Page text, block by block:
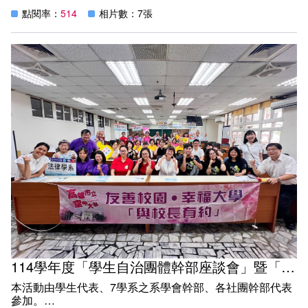
音樂能量在同一城市、同一空間共鳴。她表示，「城市音樂
會」的發想源於空大做為城市大學與市政智庫的雙重角色，
期待以音樂串起族群與城市記憶，讓更多人看見高雄的文化
活力與創意；並特別感謝市府單位及學校的鼎力協助，空大
師長學生的熱心投入，經長期規畫籌辦，才能有這場既多元
又豐富精彩的音樂饗宴。
高雄市客委會主委楊瑞霞應邀致詞，一上場就以客語問候大
家，親切風度獲得回響。她表示，原本去年就想參加「城市
音樂會」，但因公務分身乏術，今年特別排除萬難出席，以
飽耳福。她並預祝空大在陳校長領導下由優秀邁向卓越；並
祝福台下市民朋友耶誕快樂，Happy New Year！
今年城市音樂會共有 11 支團隊登台，開場由桃源區建山青
年會以布農族傳統歌謠與多部和聲揭幕，渾厚而純淨的歌聲
讓現場靜下來聆聽，有觀眾形容「像把山林搬進玫瑰廳」。
空大文藝系老師林家瑋與音樂老師林家韻帶來吉他二重奏
〈懷念的播音員〉與〈國境之南〉，流暢細緻的音色獲得熱
烈掌聲；弦樂社則以《情熱大陸》《新天堂樂園》等熟悉旋
律，呈現富含故事性的演繹，觀眾隨節奏輕輕擺動，氣氛溫
馨。
客家文化藝術團與好客文化藝術團接續演出客家歌謠，以質
友遴選會議。本次會議由校長陳月端親自主持，並邀請中央
政府高階文官、產業界菁英、資深傑出校友、本校教授級師
長等擔任遴選委員會委員，本校從各系所推薦的優秀名單，
審慎選拔出在工商營運、個人才藝、公共服務及對國家社
會、對母校發展有卓越貢獻的傑出校友。
校長陳月端在致詞時表示：「本校歷屆校友成就是學校引以
為傲的教育成果，也是學校校訓「精勤恆實」精神在國際間
各個國家的教育軟實力延伸。本校歷年透過傑出校友的選
拔，不僅是表彰他們個人在工作領域上的耀人成就，更是為
在學學弟妹樹立標竿與典範，激勵在校同學勇於追求卓越，
承擔起國家與社會使命責任。」
第七屆傑出校友遴選活動受推薦人選包括王明宗、葉淑芬、
吳正鎮、邱建銘、江秀敏、林登隆及葉森陸等七位校友橫跨
行政類、才藝類、工商類、服務類等多個領域。遴選委員會
依據本校傑出校友遴選辦法，針對被推薦人的「個人專業領
域之成就」、「對國家社會之貢獻與服務程度」以及「參與
競賽卓越績效」等進行多面向討論與評審，受推薦七位傑出
校友候選人全數通過當選。
校長陳月端指出，今年獲選的傑出校友中，有在泰國經商有
成且積極服務當地台商，有在警界服務績效卓越深受人民信
任、有活耀於藝文舞台眾人有口皆碑、也有沉浸藝術創作致
力於推廣美術教育、亦有從事多年景觀設計各地空間皆可見
其作品展現，更有口才便捷主持功力一流屢獲廣播金鐘獎肯
點閱率： 514 相片數：7張
114學年度「學生自治團體幹部座談會」暨「與空大有約」活動
本活動由學生代表、7學系之系學會幹部、各社團幹部代表
參加。